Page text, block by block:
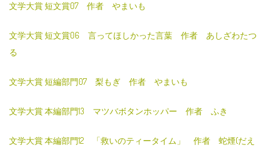
文学大賞 短文賞07 作者 やまいも
文学大賞 短文賞06 言ってほしかった言葉 作者 あしざわたつ
る
文学大賞 短編部門07 梨もぎ 作者 やまいも
文学大賞 本編部門13 マツバボタンホッパー 作者 ふき
文学大賞 本編部門12 「救いのティータイム」 作者 蛇煙(だえ